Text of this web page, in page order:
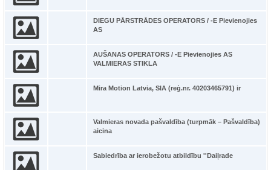
DIEGU PĀRSTRĀDES OPERATORS / -E Pievienojies
AS
AUŠANAS OPERATORS / -E Pievienojies AS
VALMIERAS STIKLA
Mira Motion Latvia, SIA (reģ.nr. 40203465791) ir
Valmieras novada pašvaldība (turpmāk – Pašvaldība)
aicina
Sabiedrība ar ierobežotu atbildību ''Daiļrade